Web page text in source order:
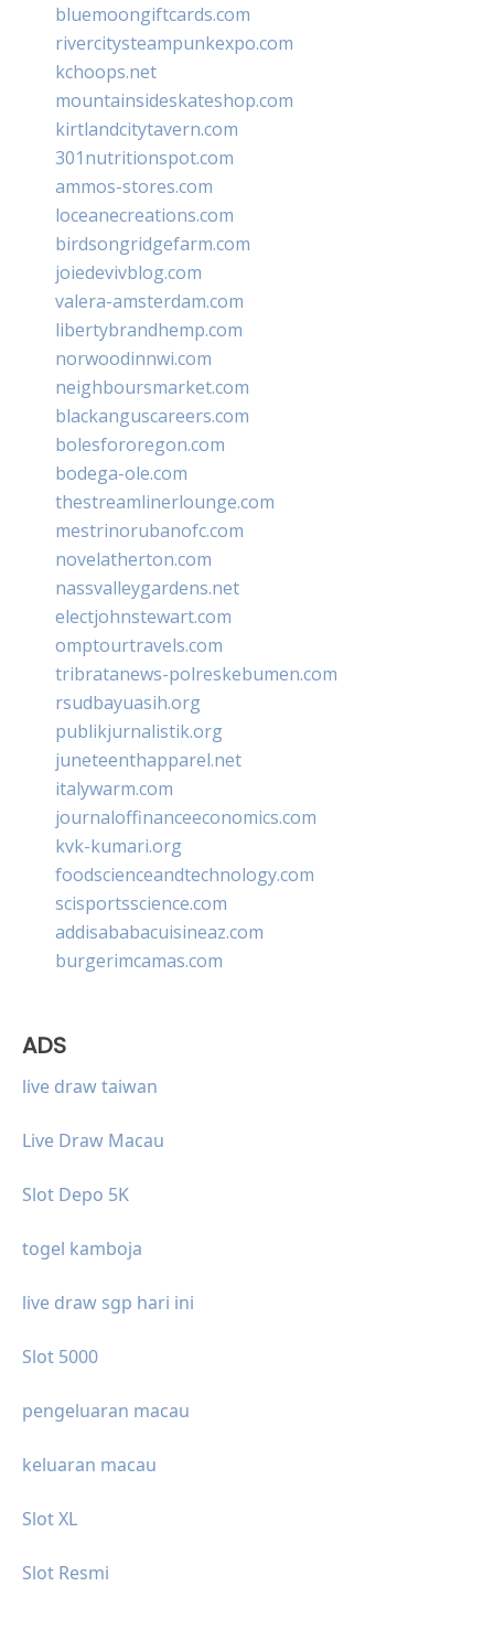
bluemoongiftcards.com
rivercitysteampunkexpo.com
kchoops.net
mountainsideskateshop.com
kirtlandcitytavern.com
301nutritionspot.com
ammos-stores.com
loceanecreations.com
birdsongridgefarm.com
joiedevivblog.com
valera-amsterdam.com
libertybrandhemp.com
norwoodinnwi.com
neighboursmarket.com
blackanguscareers.com
bolesfororegon.com
bodega-ole.com
thestreamlinerlounge.com
mestrinorubanofc.com
novelatherton.com
nassvalleygardens.net
electjohnstewart.com
omptourtravels.com
tribratanews-polreskebumen.com
rsudbayuasih.org
publikjurnalistik.org
juneteenthapparel.net
italywarm.com
journaloffinanceeconomics.com
kvk-kumari.org
foodscienceandtechnology.com
scisportsscience.com
addisababacuisineaz.com
burgerimcamas.com
ADS
live draw taiwan
Live Draw Macau
Slot Depo 5K
togel kamboja
live draw sgp hari ini
Slot 5000
pengeluaran macau
keluaran macau
Slot XL
Slot Resmi